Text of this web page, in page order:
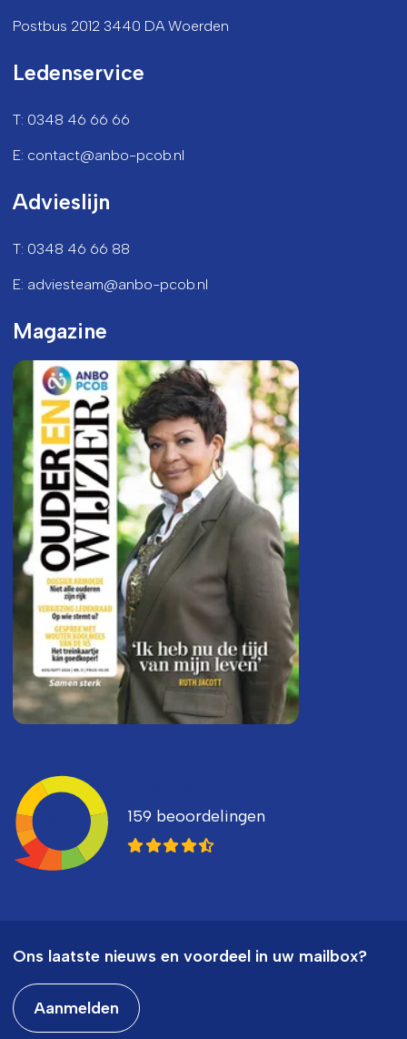
Postbus 2012 3440 DA Woerden
Ledenservice
T: 0348 46 66 66
E: contact@anbo-pcob.nl
Advieslijn
T: 0348 46 66 88
E: adviesteam@anbo-pcob.nl
Magazine
159 beoordelingen
Ons laatste nieuws en voordeel in uw mailbox?
Aanmelden